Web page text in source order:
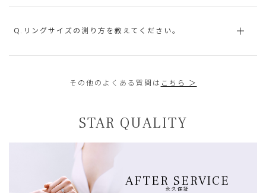
Q.リングサイズの測り方を教えてください。
その他のよくある質問は こちら ＞
STAR QUALITY
AFTER SERVICE
永久保証